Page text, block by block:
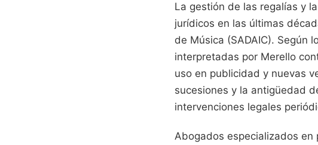
La gestión de las regalías y
jurídicos en las últimas
de Música (SADAIC). Según
interpretadas por Merello
uso en publicidad y nuevas
sucesiones y la antigüedad
intervenciones legales
Abogados especializados